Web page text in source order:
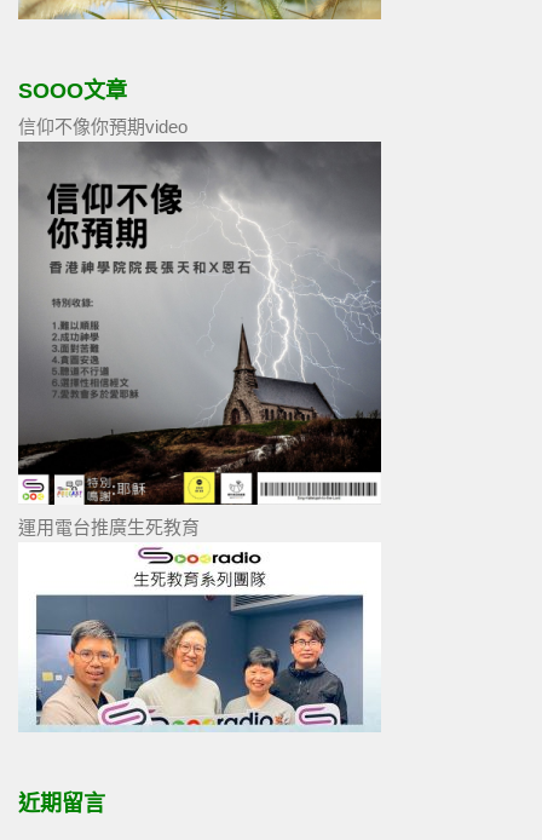
SOOO文章
信仰不像你預期video
運用電台推廣生死教育
近期留言